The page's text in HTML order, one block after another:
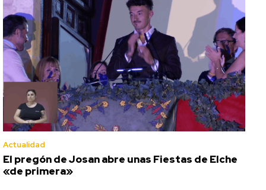
Actualidad
El pregón de Josan abre unas Fiestas de Elche
«de primera»